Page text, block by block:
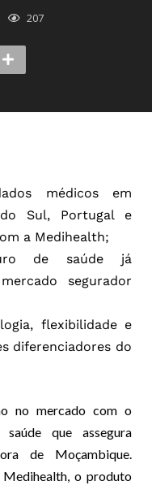
207
médicos em
Sul, Portugal e
a Medihealth;
de saúde já
segurador
flexibilidade e
diferenciadores do
no mercado com o
que assegura
de Moçambique.
o produto